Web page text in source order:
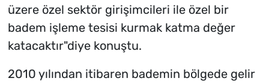
üzere özel sektör girişimcileri ile özel bir
badem işleme tesisi kurmak katma değer
katacaktır"diye konuştu.
2010 yılından itibaren bademin bölgede gelir